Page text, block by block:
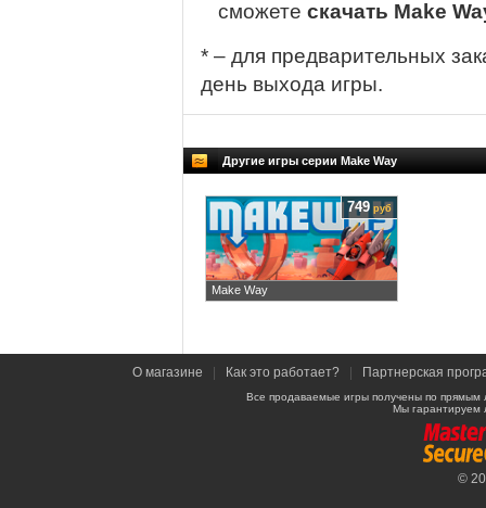
сможете скачать Make
* – для предварительных
день выхода игры.
Другие игры серии Make Way
Make Way
749 руб
О магазине Как это работает? Партнерская
Все продаваемые игры получены по
Мы гарантируем
©